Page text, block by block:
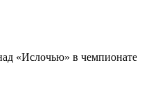
«Ислочью» в чемпионате